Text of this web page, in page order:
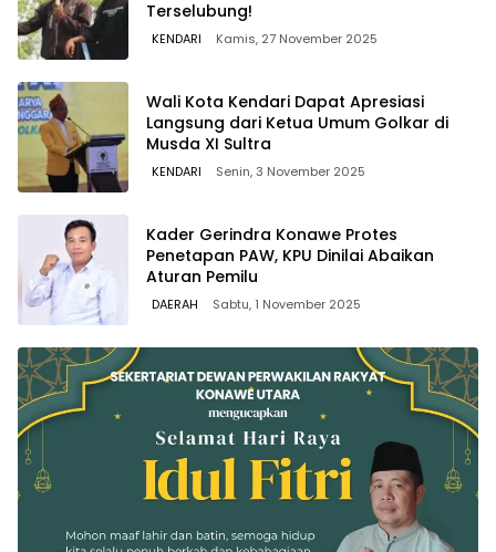
Terselubung!
KENDARI Kamis, 27 November 2025
Wali Kota Kendari Dapat Apresiasi
Langsung dari Ketua Umum Golkar di
Musda XI Sultra
KENDARI Senin, 3 November 2025
Kader Gerindra Konawe Protes
Penetapan PAW, KPU Dinilai Abaikan
Aturan Pemilu
DAERAH Sabtu, 1 November 2025